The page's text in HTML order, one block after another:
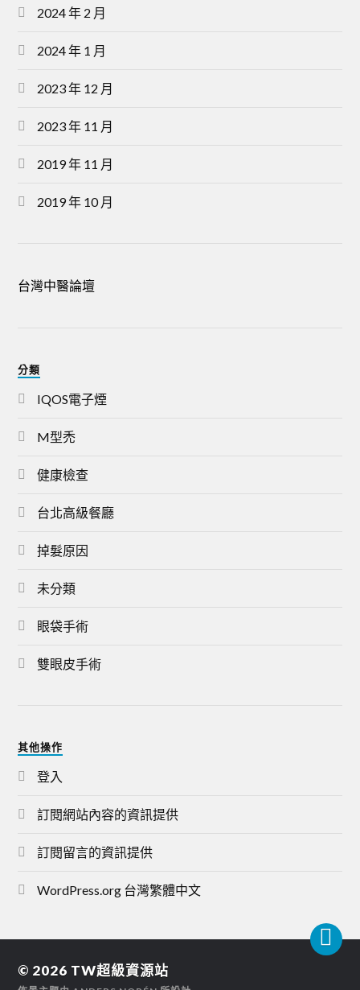
2024 年 2 月
2024 年 1 月
2023 年 12 月
2023 年 11 月
2019 年 11 月
2019 年 10 月
台灣中醫論壇
分類
IQOS電子煙
M型禿
健康檢查
台北高級餐廳
掉髮原因
未分類
眼袋手術
雙眼皮手術
其他操作
登入
訂閱網站內容的資訊提供
訂閱留言的資訊提供
WordPress.org 台灣繁體中文
© 2026 TW超級資源站